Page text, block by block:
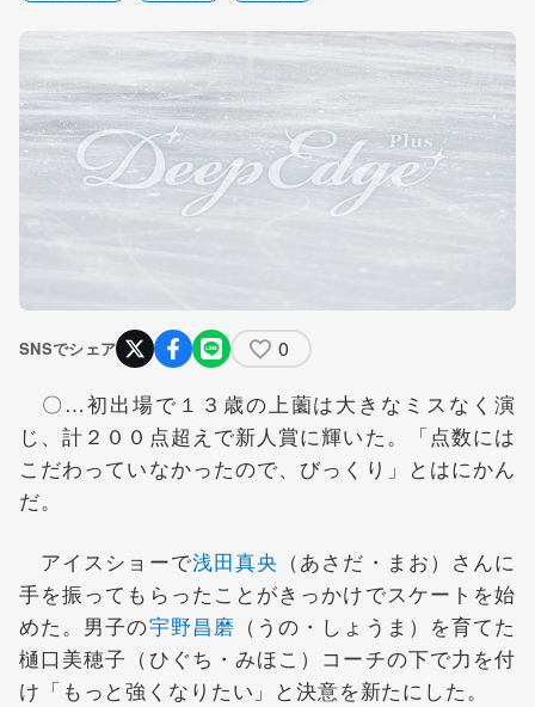
SNSでシェア 0
〇…初出場で１３歳の上薗は大きなミスなく演
じ、計２００点超えで新人賞に輝いた。「点数には
こだわっていなかったので、びっくり」とはにかん
だ。
アイスショーで浅田真央 （あさだ・まお）さんに
手を振ってもらったことがきっかけでスケートを始
めた。男子の宇野昌磨 （うの・しょうま）を育てた
樋口美穂子（ひぐち・みほこ）コーチの下で力を付
け「もっと強くなりたい」と決意を新たにした。